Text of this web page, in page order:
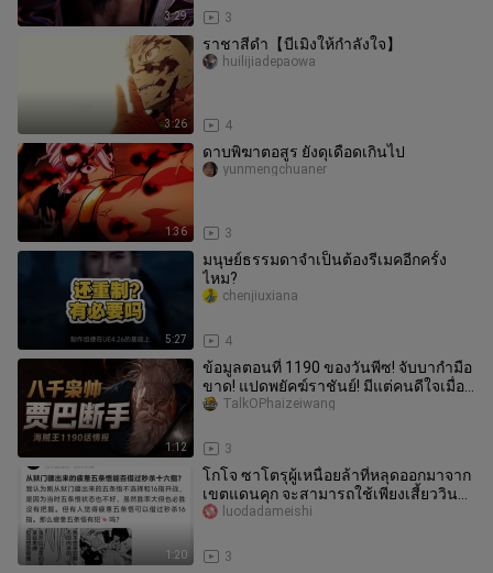
3:29 3
3:26
ราชาสีดำ【บีเมิงให้กำลังใจ】
4
huilijiadepaowa
1:36
ดาบพิฆาตอสูร ยังดุเดือดเกินไป
3
yunmengchuaner
5:27
มนุษย์ธรรมดาจำเป็นต้องรีเมคอีกครั้ง
ไหม?
4
chenjiuxiana
1:12
ข้อมูลตอนที่ 1190 ของวันพีซ! จับบากำมือ
ขาด! แปดพยัคฆ์ราชันย์! มีแต่คนดีใจเมื่อ
เขาตาย วันพีซ ![การเชี
3
TalkOPhaizeiwang
1:20
โกโจ ซาโตรุผู้เหนื่อยล้าที่หลุดออกมาจาก
เขตแดนคุก จะสามารถใช้เพียงเสี้ยววินา
ทีสังหารสึม่า ริกะได้หรือ
3
luodadameishi